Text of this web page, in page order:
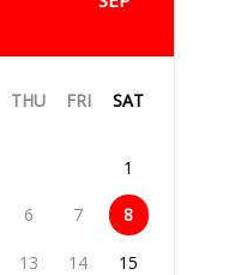
THU FRI SAT
1
6 7 8
13 14 15